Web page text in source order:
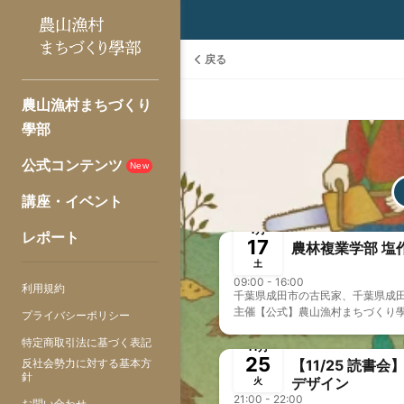
農山漁村まちづくり
學部
公式コンテンツ
New
講座・イベント
レポート
利用規約
プライバシーポリシー
特定商取引法に基づく表記
反社会勢力に対する基本方
針
戻る
1月
17
土
農林複業学部 塩
09:00 - 16:00
千葉県成田市の古民家、千葉県成
主催 【公式】農山漁村まちづくり
11月
25
火
【11/25 読書会
デザイン
21:00 - 22:00